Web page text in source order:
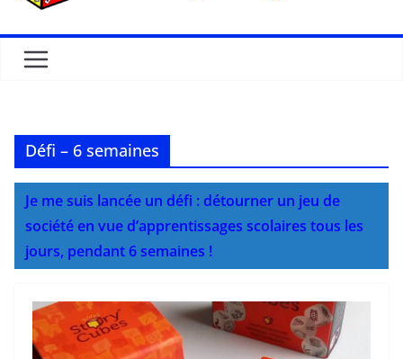
Défi – 6 semaines
Je me suis lancée un défi : détourner un jeu de
société en vue d’apprentissages scolaires tous les
jours, pendant 6 semaines !